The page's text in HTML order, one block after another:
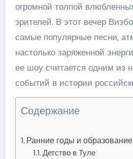
огромной толпой
зрителей. В этот вечер
самые популярные песни,
настолько заряженной
ее шоу считается одним из
событий в истории
Содержание
Ранние годы и образование
Детство в Туле